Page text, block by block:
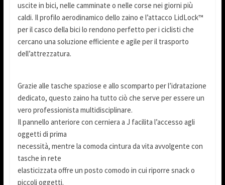
uscite in bici, nelle camminate o nelle corse nei giorni più
caldi. Il profilo aerodinamico dello zaino e l’attacco LidLock™
per il casco della bici lo rendono perfetto per i ciclisti che
cercano una soluzione efficiente e agile per il trasporto
dell’attrezzatura.
Grazie alle tasche spaziose e allo scomparto per l’idratazione
dedicato, questo zaino ha tutto ciò che serve per essere un
vero professionista multidisciplinare.
Il pannello anteriore con cerniera a J facilita l’accesso agli
oggetti di prima
necessità, mentre la comoda cintura da vita avvolgente con
tasche in rete
elasticizzata offre un posto comodo in cui riporre snack o
piccoli oggetti.